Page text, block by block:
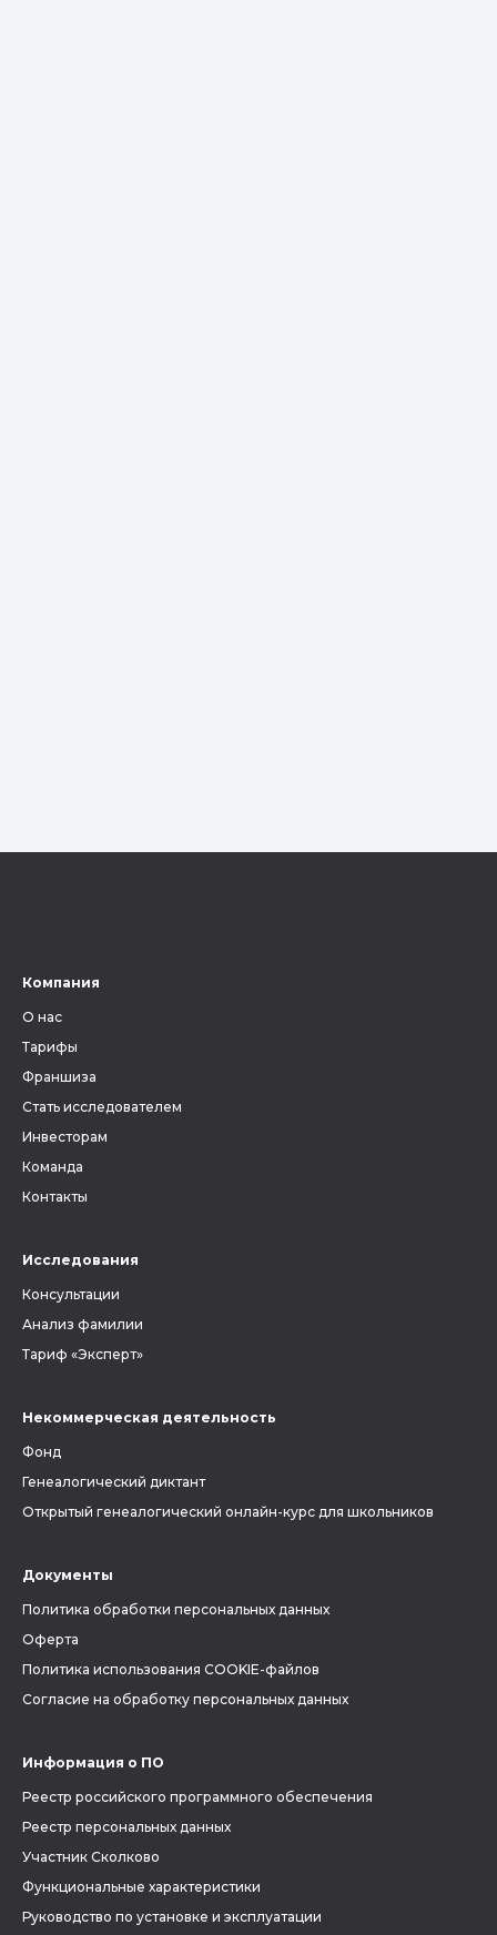
Компания
О нас
Тарифы
Франшиза
Стать исследователем
Инвесторам
Команда
Контакты
Исследования
Консультации
Анализ фамилии
Тариф «Эксперт»
Некоммерческая деятельность
Фонд
Генеалогический диктант
Открытый генеалогический онлайн-курс для школьников
Документы
Политика обработки персональных данных
Оферта
Политика использования COOKIE-файлов
Согласие на обработку персональных данных
Информация о ПО
Реестр российского программного обеспечения
Реестр персональных данных
Участник Сколково
Функциональные характеристики
Руководство по установке и эксплуатации